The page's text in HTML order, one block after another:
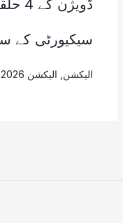
سیکیورٹی کے
الیکشن الیکشن 2026 ,